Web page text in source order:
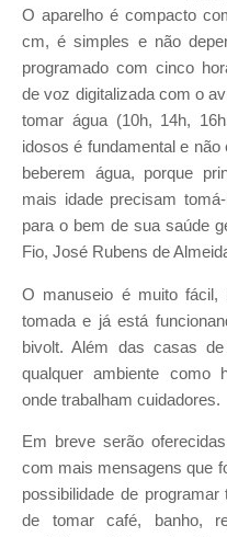
O aparelho é compacto
cm, é simples e não
programado com cinco
de voz digitalizada com o
tomar água (10h, 14h,
idosos é fundamental e
beberem água, porque
mais idade precisam
para o bem de sua saúde
Fio, José Rubens de
O manuseio é muito
tomada e já está
bivolt. Além das casas
qualquer ambiente como
onde trabalham cuidadores.
Em breve serão
com mais mensagens que
possibilidade de
de tomar café, banho,